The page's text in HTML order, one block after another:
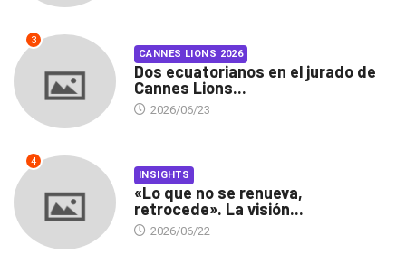
3
CANNES LIONS 2026
Dos ecuatorianos en el jurado de
Cannes Lions...
2026/06/23
4
INSIGHTS
«Lo que no se renueva,
retrocede». La visión...
2026/06/22